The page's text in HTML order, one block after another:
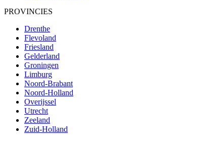
PROVINCIES
Drenthe
Flevoland
Friesland
Gelderland
Groningen
Limburg
Noord-Brabant
Noord-Holland
Overijssel
Utrecht
Zeeland
Zuid-Holland